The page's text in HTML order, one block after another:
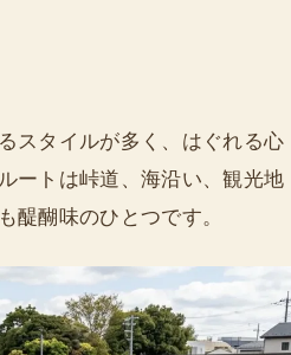
スタイルが多く、はぐれる心
ートは峠道、海沿い、観光地
醍醐味のひとつです。